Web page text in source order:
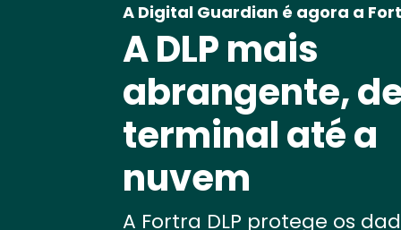
A Digital Guardian é agora a
A DLP mais
abrangente,
terminal até a
nuvem
A Fortra DLP protege os